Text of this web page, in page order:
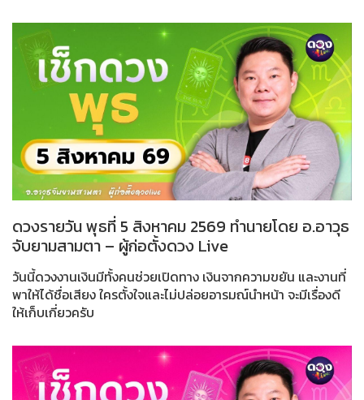
ดวงรายวัน พุธที่ 5 สิงหาคม 2569 ทำนายโดย อ.อาวุธ
จับยามสามตา – ผู้ก่อตั้งดวง Live
วันนี้ดวงงานเงินมีทั้งคนช่วยเปิดทาง เงินจากความขยัน และงานที่
พาให้ได้ชื่อเสียง ใครตั้งใจและไม่ปล่อยอารมณ์นำหน้า จะมีเรื่องดี
ให้เก็บเกี่ยวครับ